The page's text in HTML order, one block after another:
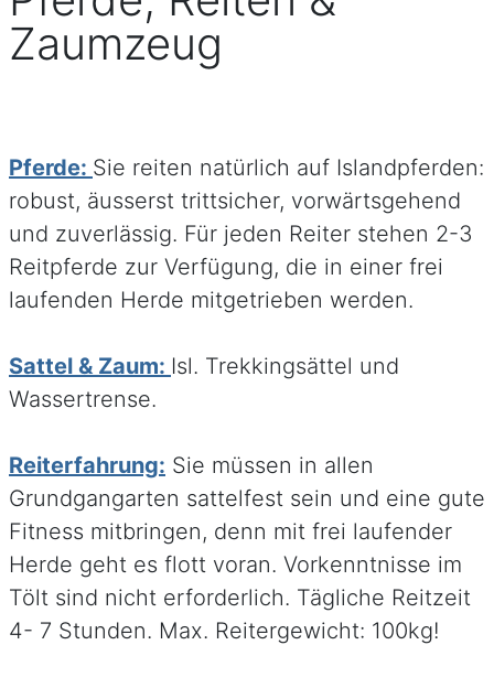
Zaumzeug
Pferde: Sie reiten natürlich auf Islandpferden:
robust, äusserst trittsicher, vorwärtsgehend
und zuverlässig. Für jeden Reiter stehen 2-3
Reitpferde zur Verfügung, die in einer frei
laufenden Herde mitgetrieben werden.
Sattel & Zaum: Isl. Trekkingsättel und
Wassertrense.
Reiterfahrung: Sie müssen in allen
Grundgangarten sattelfest sein und eine gute
Fitness mitbringen, denn mit frei laufender
Herde geht es flott voran. Vorkenntnisse im
Tölt sind nicht erforderlich. Tägliche Reitzeit
4- 7 Stunden. Max. Reitergewicht: 100kg!